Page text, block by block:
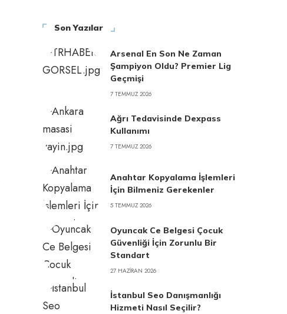
Son Yazılar
Arsenal En Son Ne Zaman
Şampiyon Oldu? Premier Lig
Geçmişi
7 TEMMUZ 2026
Ağrı Tedavisinde Dexpass
Kullanımı
7 TEMMUZ 2026
Anahtar Kopyalama İşlemleri
İçin Bilmeniz Gerekenler
5 TEMMUZ 2026
Oyuncak Ce Belgesi Çocuk
Güvenliği İçin Zorunlu Bir
Standart
27 HAZIRAN 2026
İstanbul Seo Danışmanlığı
Hizmeti Nasıl Seçilir?